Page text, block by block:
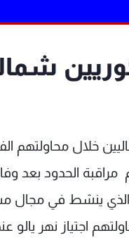
3 كوريين
شماليين خلال
مراقبة الحدود بعد
ينشط في مجال
محاولتهم اجتياز نهر